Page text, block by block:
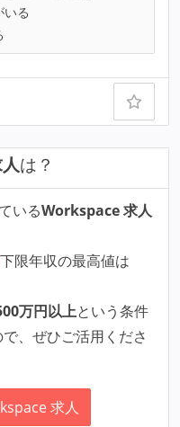
いる
は？
いるWorkspace 求人
下限年収の最高値は
万円以上という条件
、ぜひご活用くださ
求人